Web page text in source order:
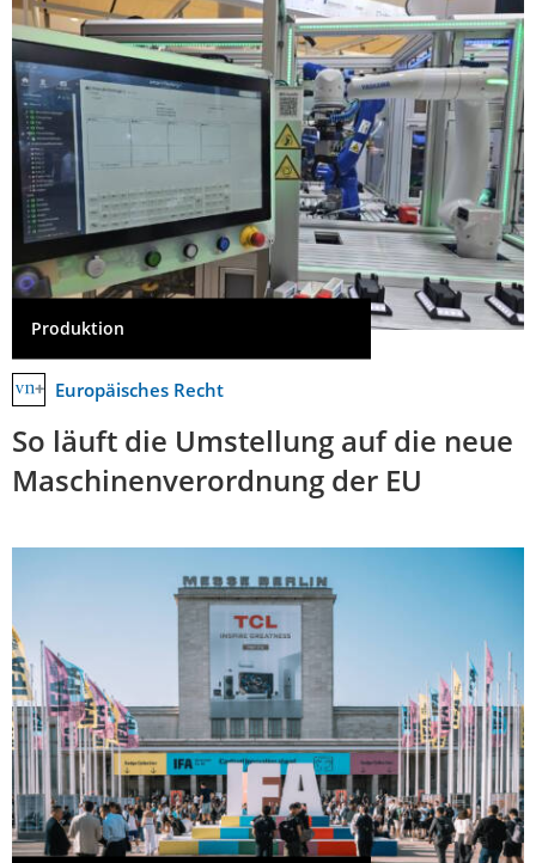
Produktion
Europäisches Recht
So läuft die Umstellung auf die neue
Maschinenverordnung der EU